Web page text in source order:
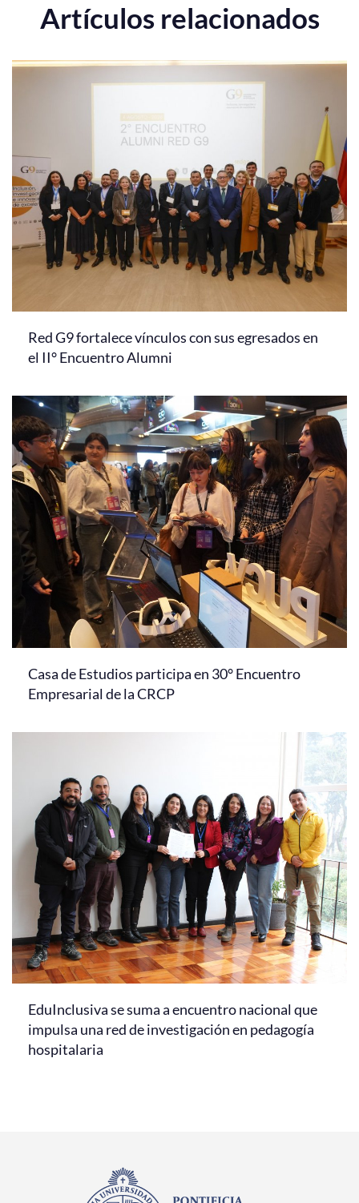
Artículos relacionados
Red G9 fortalece vínculos con sus egresados en
el II° Encuentro Alumni
Casa de Estudios participa en 30° Encuentro
Empresarial de la CRCP
EduInclusiva se suma a encuentro nacional que
impulsa una red de investigación en pedagogía
hospitalaria